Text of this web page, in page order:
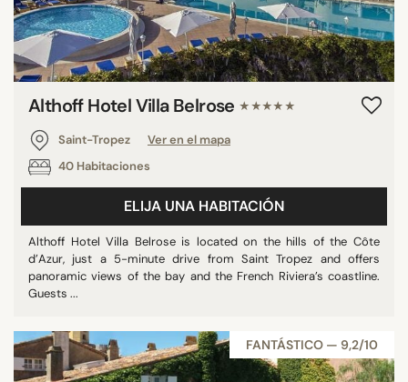
Althoff Hotel Villa Belrose ★★★★★
Saint-Tropez
Ver en el mapa
40 Habitaciones
ELIJA UNA HABITACIÓN
Althoff Hotel Villa Belrose is located on the hills of the Côte
d’Azur, just a 5-minute drive from Saint Tropez and offers
panoramic views of the bay and the French Riviera’s coastline.
Guests ...
FANTÁSTICO — 9,2/10